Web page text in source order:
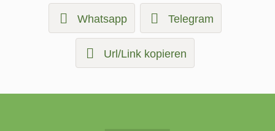
Whatsapp Telegram
Url/Link kopieren